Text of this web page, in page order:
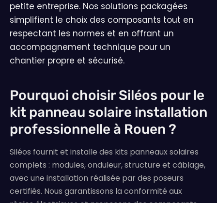
petite entreprise. Nos solutions packagées
simplifient le choix des composants tout en
respectant les normes et en offrant un
accompagnement technique pour un
chantier propre et sécurisé.
Pourquoi choisir Siléos pour le
kit panneau solaire installation
professionnelle à Rouen ?
Siléos fournit et installe des kits panneaux solaires
complets : modules, onduleur, structure et câblage,
avec une installation réalisée par des poseurs
certifiés. Nous garantissons la conformité aux